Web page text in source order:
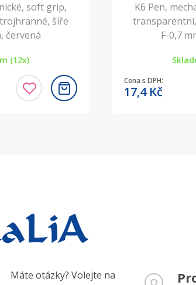
soft grip,
šíře
červená
(12x)
K6 Pen,
F-0,7
Cena s DPH:
17,4 Kč
Máte otázky? Volejte na